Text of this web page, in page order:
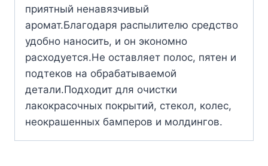
приятный ненавязчивый
аромат.Благодаря распылителю средство
удобно наносить, и он экономно
расходуется.Не оставляет полос, пятен и
подтеков на обрабатываемой
детали.Подходит для очистки
лакокрасочных покрытий, стекол, колес,
неокрашенных бамперов и молдингов.